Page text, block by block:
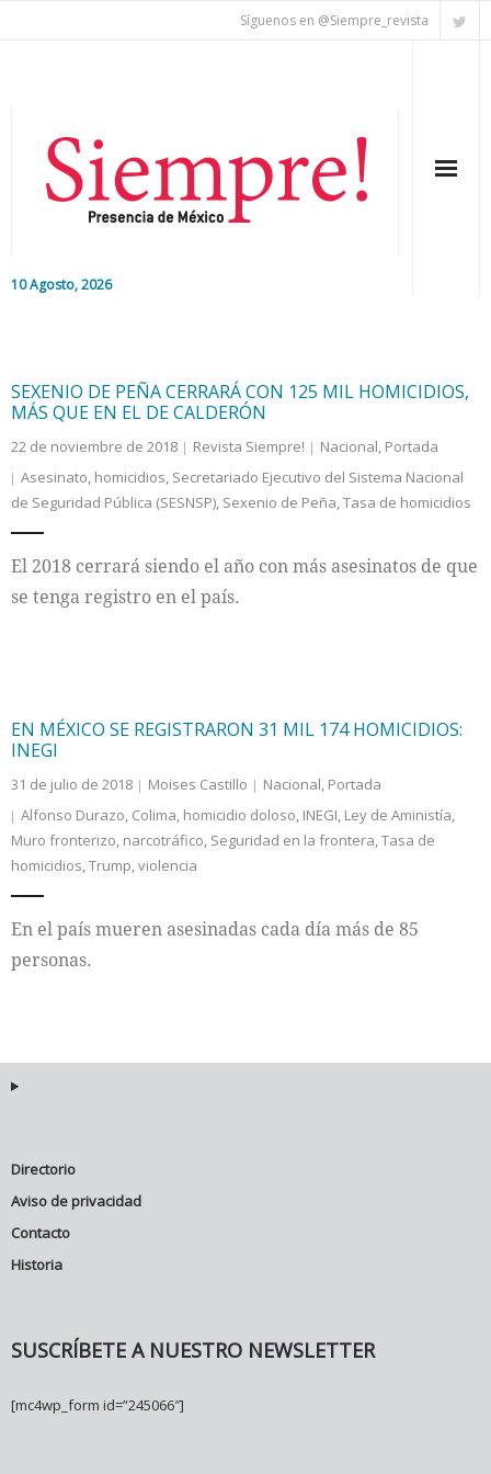
Síguenos en @Siempre_revista
10 Agosto, 2026
Nacional
Colaboradores
Cultura
SEXENIO DE PEÑA CERRARÁ CON 125 MIL HOMICIDIOS,
MÁS QUE EN EL DE CALDERÓN
22 de noviembre de 2018 Revista Siempre! Nacional, Portada
Asesinato, homicidios, Secretariado Ejecutivo del Sistema Nacional
de Seguridad Pública (SESNSP), Sexenio de Peña,Tasa de homicidios
El 2018 cerrará siendo el año con más asesinatos de que
se tenga registro en el país.
EN MÉXICO SE REGISTRARON 31 MIL 174 HOMICIDIOS:
INEGI
31 de julio de 2018 Moises Castillo Nacional, Portada
Alfonso Durazo, Colima, homicidio doloso, INEGI, Ley de Aministía,
Muro fronterizo, narcotráfico, Seguridad en la frontera,Tasa de
homicidios,Trump,violencia
En el país mueren asesinadas cada día más de 85
personas.
Directorio
Aviso de privacidad
Contacto
Historia
SUSCRÍBETE A NUESTRO NEWSLETTER
[mc4wp_form id=”245066″]